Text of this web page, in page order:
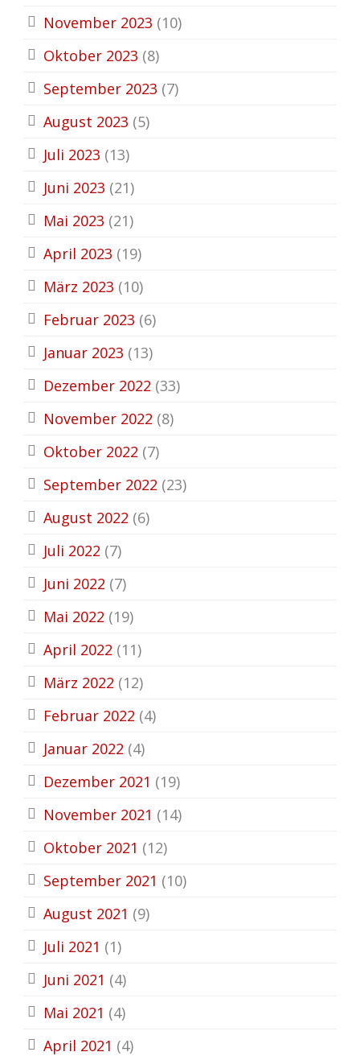
November 2023 (10)
Oktober 2023 (8)
September 2023 (7)
August 2023 (5)
Juli 2023 (13)
Juni 2023 (21)
Mai 2023 (21)
April 2023 (19)
März 2023 (10)
Februar 2023 (6)
Januar 2023 (13)
Dezember 2022 (33)
November 2022 (8)
Oktober 2022 (7)
September 2022 (23)
August 2022 (6)
Juli 2022 (7)
Juni 2022 (7)
Mai 2022 (19)
April 2022 (11)
März 2022 (12)
Februar 2022 (4)
Januar 2022 (4)
Dezember 2021 (19)
November 2021 (14)
Oktober 2021 (12)
September 2021 (10)
August 2021 (9)
Juli 2021 (1)
Juni 2021 (4)
Mai 2021 (4)
April 2021 (4)